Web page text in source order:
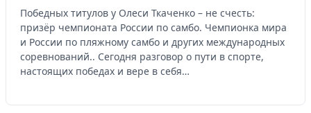
Победных титулов у Олеси Ткаченко – не счесть:
призёр чемпионата России по самбо. Чемпионка мира
и России по пляжному самбо и других международных
соревнований.. Сегодня разговор о пути в спорте,
настоящих победах и вере в себя…